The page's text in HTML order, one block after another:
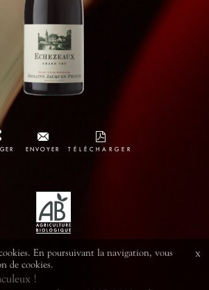
ENVOYER TÉLÉCHARGER
!
En poursuivant la navigation, vous
de cookies.
x